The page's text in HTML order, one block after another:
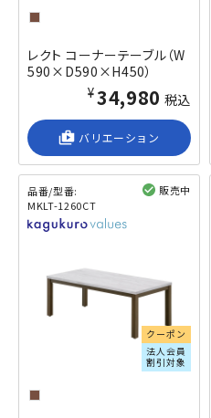
レクト コーナーテーブル（W
590×D590×H450）
¥34,980 税込
shop_2 バリエーション
品番/型番:
MKLT-1260CT
販売中
クーポン
法人会員
割引対象